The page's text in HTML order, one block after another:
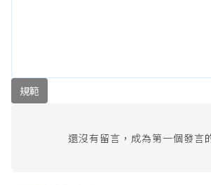
規範
還沒有留言，成為第一個發言